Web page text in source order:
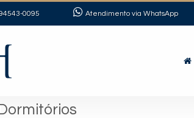
0095 Atendimento via WhatsApp